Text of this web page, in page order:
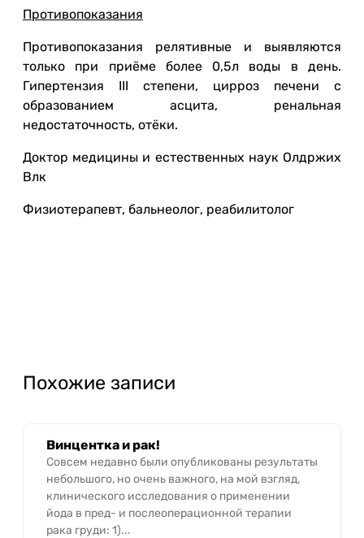
Противопоказания
Противопоказания релятивные и выявляются
только при приёме более 0,5л воды в день.
Гипертензия III степени, цирроз печени с
образованием асцита, ренальная
недостаточность, отёки.
Доктор медицины и естественных наук Олдржих
Влк
Физиотерапевт, бальнеолог, реабилитолог
Похожие записи
Винцентка и рак!
Совсем недавно были опубликованы результаты
небольшого, но очень важного, на мой взгляд,
клинического исследования о применении
йода в пред- и послеоперационной терапии
рака груди: 1)...